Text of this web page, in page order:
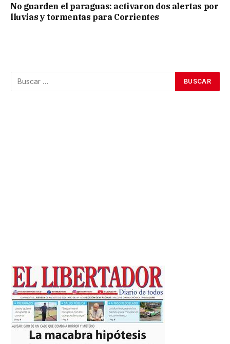
No guarden el paraguas: activaron dos alertas por
lluvias y tormentas para Corrientes